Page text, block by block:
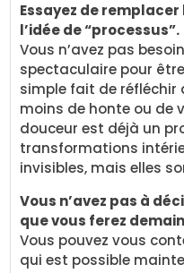
Essayez de
l’idée de “processus”.
Vous n’avez pas
spectaculaire pour
simple fait de réfléchir
moins de honte ou de
douceur est déjà un
transformations
invisibles, mais elles
Vous n’avez pas à
que vous ferez
Vous pouvez vous
qui est possible